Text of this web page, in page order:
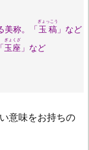
美称。「玉稿
ぎょっこう
」など
玉座
ぎょくざ
」など
意味をお持ちの